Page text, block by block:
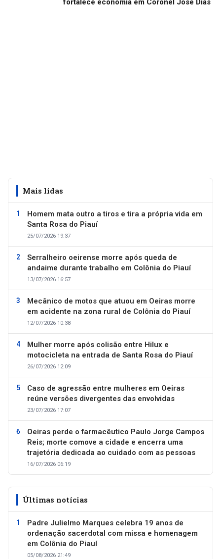
fortalece economia em Coronel José Dias
Mais lidas
Homem mata outro a tiros e tira a própria vida em
Santa Rosa do Piauí
25/07/2026 19:37
Serralheiro oeirense morre após queda de
andaime durante trabalho em Colônia do Piauí
13/07/2026 16:57
Mecânico de motos que atuou em Oeiras morre
em acidente na zona rural de Colônia do Piauí
12/07/2026 10:38
Mulher morre após colisão entre Hilux e
motocicleta na entrada de Santa Rosa do Piauí
26/07/2026 12:09
Caso de agressão entre mulheres em Oeiras
reúne versões divergentes das envolvidas
23/07/2026 17:07
Oeiras perde o farmacêutico Paulo Jorge Campos
Reis; morte comove a cidade e encerra uma
trajetória dedicada ao cuidado com as pessoas
16/07/2026 06:19
Últimas notícias
Padre Julielmo Marques celebra 19 anos de
ordenação sacerdotal com missa e homenagem
em Colônia do Piauí
05/08/2026 21:49